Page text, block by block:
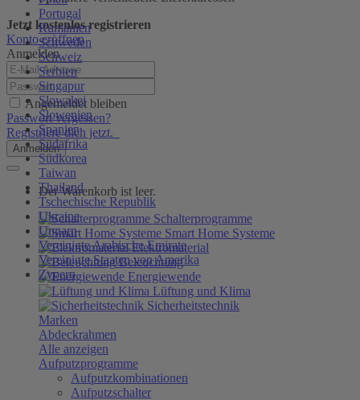
Portugal
Rumänien
Schweden
Schweiz
Serbien
Singapur
Slowakei
Slowenien
Spanien
Südafrika
Südkorea
Taiwan
Thailand
Tschechische Republik
Ukraine
Ungarn
Vereinigte Arabische Emirate
Vereinigte Staaten von Amerika
Zypern
Jetzt kostenlos registrieren
Konto eröffnen
Anmelden
Angemeldet bleiben
Passwort vergessen?
Registriere dich jetzt.
Anmelden
Der Warenkorb ist leer.
Schalterprogramme
Smart Home Systeme
Elektromaterial
Beleuchtung
Energiewende
Lüftung und Klima
Sicherheitstechnik
Marken
Abdeckrahmen
Alle anzeigen
Aufputzprogramme
Aufputzkombinationen
Aufputzschalter